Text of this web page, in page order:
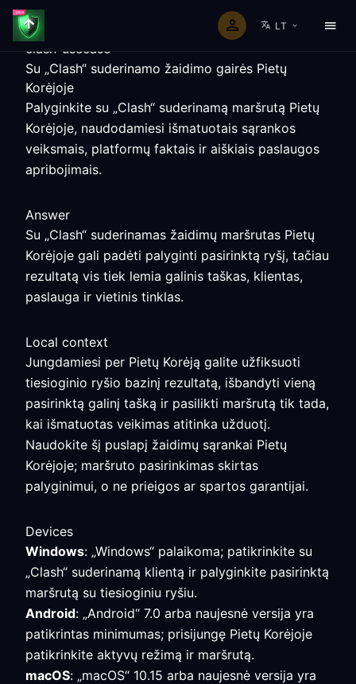
LT
clash-usecase
Su „Clash“ suderinamo žaidimo gairės Pietų
Korėjoje
Palyginkite su „Clash“ suderinamą maršrutą Pietų
Korėjoje, naudodamiesi išmatuotais sąrankos
veiksmais, platformų faktais ir aiškiais paslaugos
apribojimais.
Answer
Su „Clash“ suderinamas žaidimų maršrutas Pietų
Korėjoje gali padėti palyginti pasirinktą ryšį, tačiau
rezultatą vis tiek lemia galinis taškas, klientas,
paslauga ir vietinis tinklas.
Local context
Jungdamiesi per Pietų Korėją galite užfiksuoti
tiesioginio ryšio bazinį rezultatą, išbandyti vieną
pasirinktą galinį tašką ir pasilikti maršrutą tik tada,
kai išmatuotas veikimas atitinka užduotį.
Naudokite šį puslapį žaidimų sąrankai Pietų
Korėjoje; maršruto pasirinkimas skirtas
palyginimui, o ne prieigos ar spartos garantijai.
Devices
Windows: „Windows“ palaikoma; patikrinkite su
„Clash“ suderinamą klientą ir palyginkite pasirinktą
maršrutą su tiesioginiu ryšiu.
Android: „Android“ 7.0 arba naujesnė versija yra
patikrintas minimumas; prisijungę Pietų Korėjoje
patikrinkite aktyvų režimą ir maršrutą.
macOS: „macOS“ 10.15 arba naujesnė versija yra